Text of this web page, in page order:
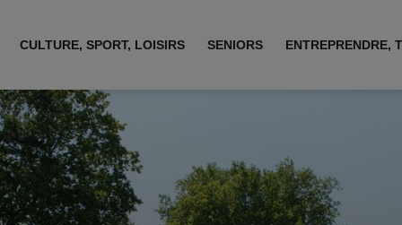
CULTURE, SPORT, LOISIRS SENIORS ENTREPRENDRE,